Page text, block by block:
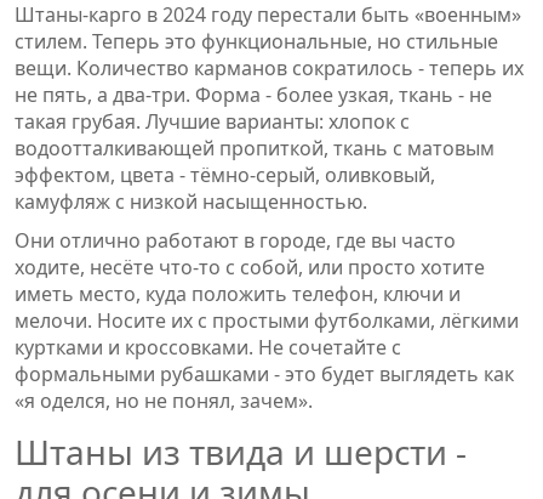
Штаны-карго в 2024 году перестали быть «военным»
стилем. Теперь это функциональные, но стильные
вещи. Количество карманов сократилось - теперь их
не пять, а два-три. Форма - более узкая, ткань - не
такая грубая. Лучшие варианты: хлопок с
водоотталкивающей пропиткой, ткань с матовым
эффектом, цвета - тёмно-серый, оливковый,
камуфляж с низкой насыщенностью.
Они отлично работают в городе, где вы часто
ходите, несёте что-то с собой, или просто хотите
иметь место, куда положить телефон, ключи и
мелочи. Носите их с простыми футболками, лёгкими
куртками и кроссовками. Не сочетайте с
формальными рубашками - это будет выглядеть как
«я оделся, но не понял, зачем».
Штаны из твида и шерсти -